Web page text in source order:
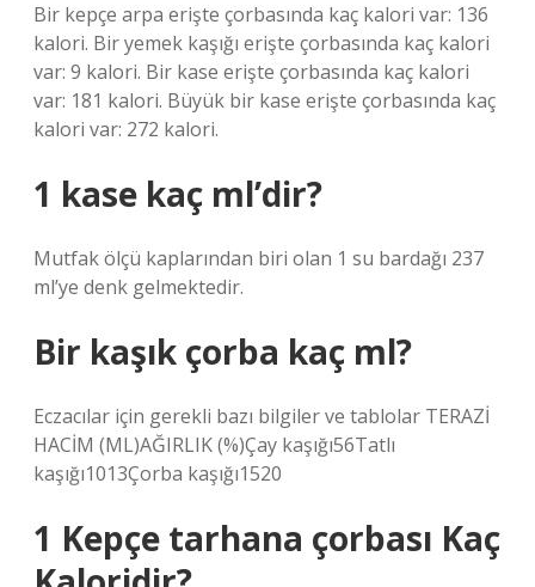
Bir kepçe arpa erişte çorbasında kaç kalori var: 136
kalori. Bir yemek kaşığı erişte çorbasında kaç kalori
var: 9 kalori. Bir kase erişte çorbasında kaç kalori
var: 181 kalori. Büyük bir kase erişte çorbasında kaç
kalori var: 272 kalori.
1 kase kaç ml’dir?
Mutfak ölçü kaplarından biri olan 1 su bardağı 237
ml’ye denk gelmektedir.
Bir kaşık çorba kaç ml?
Eczacılar için gerekli bazı bilgiler ve tablolar TERAZİ
HACİM (ML)AĞIRLIK (%)Çay kaşığı56Tatlı
kaşığı1013Çorba kaşığı1520
1 Kepçe tarhana çorbası Kaç